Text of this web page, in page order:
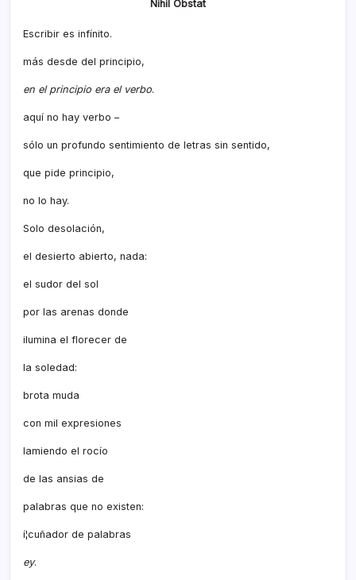
Nihil Obstat
Escribir es infí­nito.
más desde del principio,
en el principio era el verbo.
aquí­ no hay verbo –
sólo un profundo sentimiento de letras sin sentido,
que pide principio,
no lo hay.
Solo desolación,
el desierto abierto, nada:
el sudor del sol
por las arenas donde
ilumina el florecer de
la soledad:
brota muda
con mil expresiones
lamiendo el rocí­o
de las ansias de
palabras que no existen:
í¦cuñador de palabras
ey.